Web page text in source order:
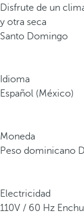
Disfrute de un
y otra seca
Santo Domingo
Idioma
Español (México)
Moneda
Peso dominicano
Electricidad
110V / 60 Hz